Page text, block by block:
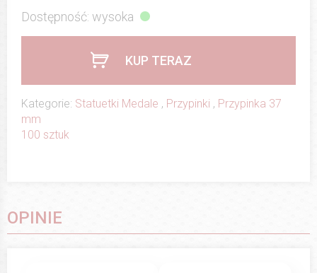
Dostępność: wysoka
KUP TERAZ
Kategorie: Statuetki Medale , Przypinki , Przypinka 37
mm
100 sztuk
OPINIE